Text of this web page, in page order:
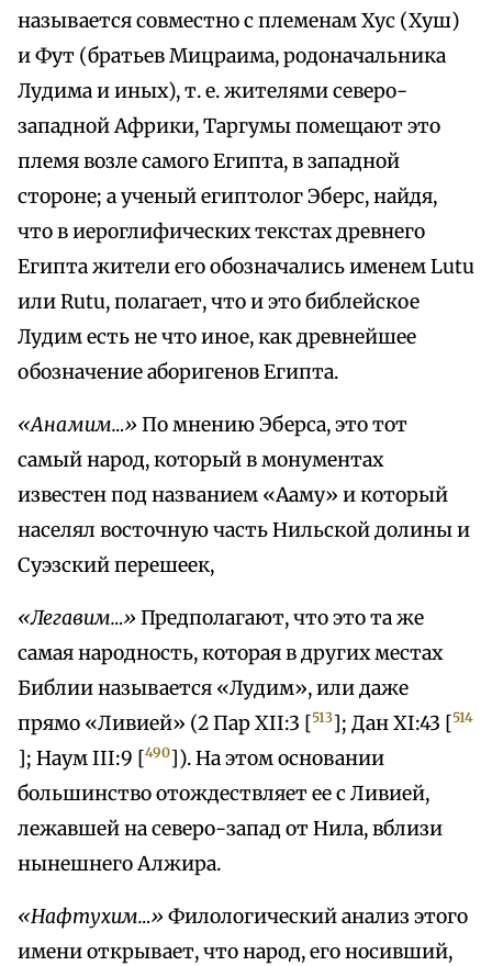
называется совместно с племенам Хус (Хуш)
и Фут (братьев Мицраима, родоначальника
Лудима и иных), т. е. жителями северо-
западной Африки, Таргумы помещают это
племя возле самого Египта, в западной
стороне; а ученый египтолог Эберс, найдя,
что в иероглифических текстах древнего
Египта жители его обозначались именем Lutu
или Rutu, полагает, что и это библейское
Лудим есть не что иное, как древнейшее
обозначение аборигенов Египта.
«Анамим…» По мнению Эберса, это тот
самый народ, который в монументах
известен под названием «Ааму» и который
населял восточную часть Нильской долины и
Суэзский перешеек,
«Легавим…» Предполагают, что это та же
самая народность, которая в других местах
Библии называется «Лудим», или даже
прямо «Ливией» (2 Пар XII:3 [513]; Дан XI:43 [514
]; Наум III:9 [490]). На этом основании
большинство отождествляет ее с Ливией,
лежавшей на северо-запад от Нила, вблизи
нынешнего Алжира.
«Нафтухим…» Филологический анализ этого
имени открывает, что народ, его носивший,